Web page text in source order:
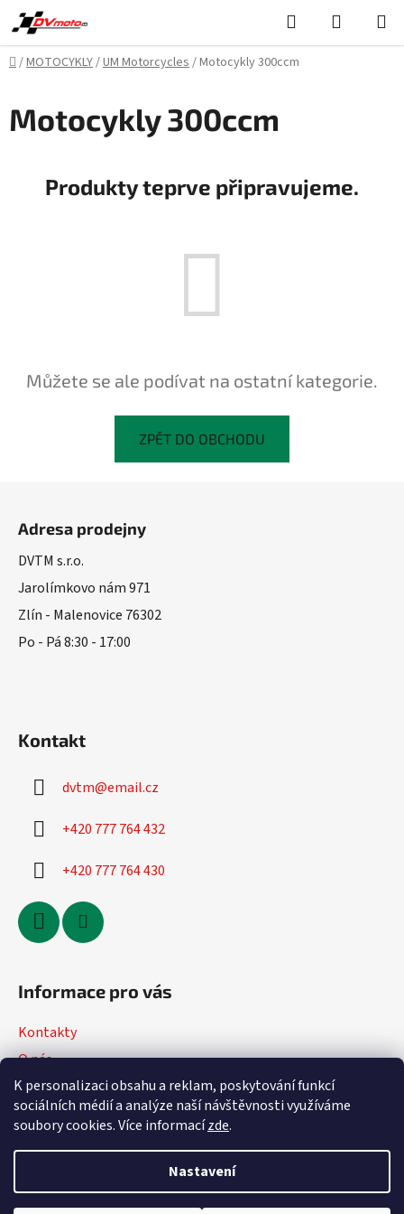
K personalizaci obsahu a reklam, poskytování funkcí
sociálních médií a analýze naší návštěvnosti využíváme
soubory cookies. Více informacízde.
Nastavení
Přejít
na
obsah
Hledat
KOŠÍK
Domů
/MOTOCYKLY/UM Motorcycles/Motocykly 300ccm
Motocykly 300ccm
Produkty teprve připravujeme.
Můžete se ale podívat na ostatní kategorie.
ZPĚT DO OBCHODU
Adresa prodejny
DVTM s.r.o.
Jarolímkovo nám 971
Zlín - Malenovice 76302
Po - Pá 8:30 - 17:00
Kontakt
dvtm@email.cz
+420 777 764 432
+420 777 764 430
Informace pro vás
Kontakty
O nás
Jak nakupovat
Obchodní podmínky